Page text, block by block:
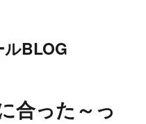
BLOG
合った～っ